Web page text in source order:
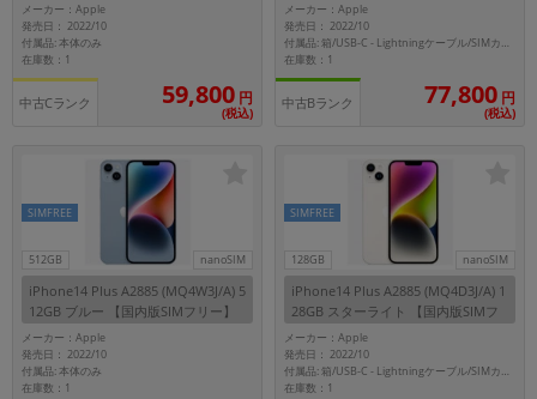
メーカー：Apple
発売日： 2022/10
付属品: 本体のみ
在庫数：1
中古Cランク 59,800 円
(税込)
メーカー：Apple
発売日： 2022/10
付属品: 箱/USB-C - Lightningケーブル/SIMカードツール/マニュアル
在庫数：1
中古Bランク 77,800 円
(税込)
512GB nanoSIM
SIMFREE
iPhone14 Plus A2885 (MQ4W3J/A) 5
12GB ブルー 【国内版SIMフリー】
メーカー：Apple
発売日： 2022/10
付属品: 本体のみ
在庫数：1
128GB nanoSIM
SIMFREE
iPhone14 Plus A2885 (MQ4D3J/A) 1
28GB スターライト 【国内版SIMフ
リー】
メーカー：Apple
発売日： 2022/10
付属品: 箱/USB-C - Lightningケーブル/SIMカードツール/マニュアル
在庫数：1
「Apple」「SONY」「SHARP」など
機能・特徴
「5G対応」「防水」「ワンセグ」など
ドライブの絞り込み
ランク
「新品」「未使用」「中古」など
CPU
CPUの絞り込み
OS
OSの絞り込み